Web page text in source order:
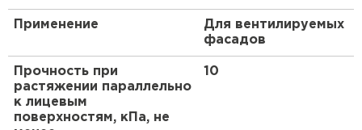
Применение
Для вентилируемых
фасадов
Прочность при
растяжении параллельно
к лицевым
поверхностям, кПа, не
10
Рулонная кровля Брит